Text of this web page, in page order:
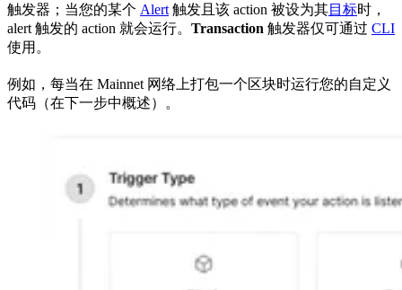
触发器；当您的某个 Alert 触发且该 action 被设为其目标时，
alert 触发的 action 就会运行。 Transaction 触发器仅可通过 CLI
使用。
例如，每当在 Mainnet 网络上打包一个区块时运行您的自定义
代码（在下一步中概述）。